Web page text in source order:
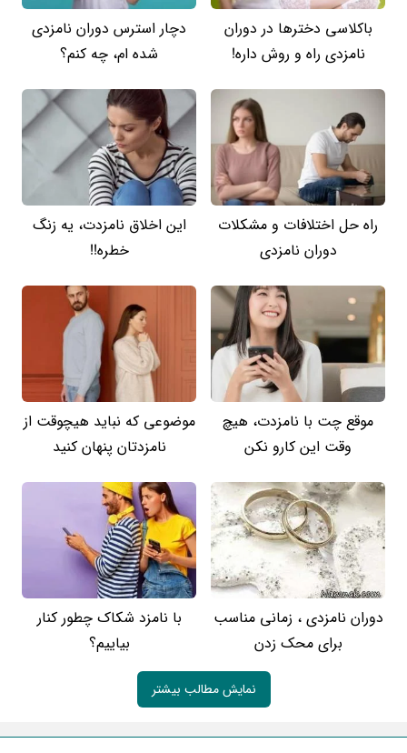
باکلاسی دخترها در دوران
نامزدی راه و روش داره!
دچار استرس دوران نامزدی
شده ام، چه کنم؟
راه حل اختلافات و مشکلات
دوران نامزدی
این اخلاق نامزدت، یه زنگ
خطره!!
موقع چت با نامزدت، هیچ
وقت این کارو نکن
موضوعی که نباید هیچوقت از
نامزدتان پنهان کنید
دوران نامزدی ، زمانی مناسب
برای محک زدن
با نامزد شکاک چطور کنار
بیاییم؟
نمایش مطالب بیشتر